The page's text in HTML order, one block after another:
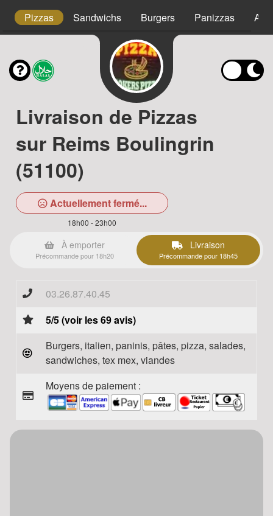
Pizzas Sandwichs Burgers Panizzas
Livraison de Pizzas
sur Reims Boulingrin
(51100)
Actuellement fermé...
18h00 - 23h00
À emporter
Précommande pour 18h20
Livraison
Précommande pour 18h45
03.26.87.40.45
5/5 (voir les 69 avis)
Burgers, italien, paninis, pâtes, pizza, salades,
sandwiches, tex mex, viandes
Moyens de paiement :